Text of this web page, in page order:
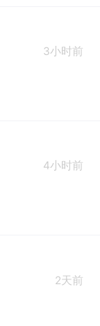
3小时前
4小时前
2天前